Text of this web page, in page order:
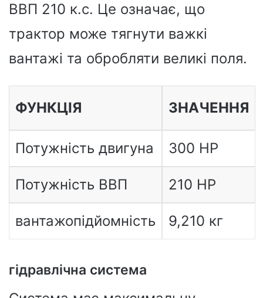
ВВП 210 к.с. Це означає, що
трактор може тягнути важкі
вантажі та обробляти великі поля.
ФУНКЦІЯ ЗНАЧЕННЯ
Потужність двигуна 300 HP
Потужність ВВП 210 HP
вантажопідйомність 9,210 кг
гідравлічна система